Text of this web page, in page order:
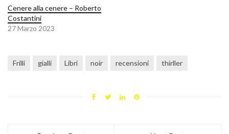
Cenere alla cenere – Roberto
Costantini
27 Marzo 2023
Frilli gialli Libri noir recensioni thirller